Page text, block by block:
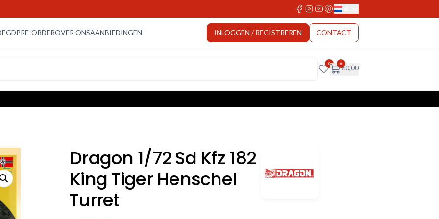
Select Language
PRE-ORDEROVER ONSAANBIEDINGEN INLOGGEN / REGISTREREN CONTACT
0 0€0,00
Dragon 1/72 Sd Kfz 182
King Tiger Henschel
Turret